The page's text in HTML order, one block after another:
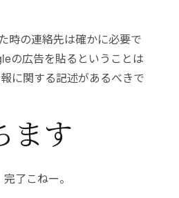
時の連絡先は確かに必要で
の広告を貼るということは
に関する記述があるべきで
ます
了こねー。